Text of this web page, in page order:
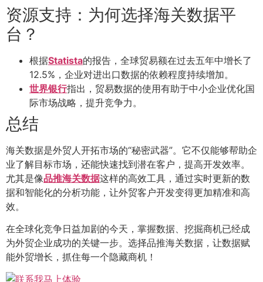
资源支持：为何选择海关数据平
台？
根据Statista的报告，全球贸易额在过去五年中增长了
12.5%，企业对进出口数据的依赖程度持续增加。
世界银行指出，贸易数据的使用有助于中小企业优化国
际市场战略，提升竞争力。
总结
海关数据是外贸人开拓市场的“秘密武器”。它不仅能够帮助企
业了解目标市场，还能快速找到潜在客户，提高开发效率。
尤其是像品推海关数据这样的高效工具，通过实时更新的数
据和智能化的分析功能，让外贸客户开发变得更加精准和高
效。
在全球化竞争日益加剧的今天，掌握数据、挖掘商机已经成
为外贸企业成功的关键一步。选择品推海关数据，让数据赋
能外贸增长，抓住每一个隐藏商机！